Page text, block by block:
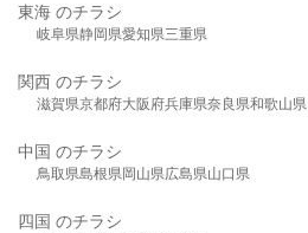
東海 のチラシ
岐阜県静岡県愛知県三重県
関西 のチラシ
滋賀県京都府大阪府兵庫県奈良県和歌山県
中国 のチラシ
鳥取県島根県岡山県広島県山口県
四国 のチラシ